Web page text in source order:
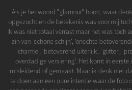
Als je het woord "glamour" hoort, waar
opgezocht en de betekenis was voor mij
Ik was niet totaal verrast maar het was toch
zin van 'schone schijn', 'onechte
charme', 'betoverend uiterlijk', 'glitter',
'overdadige versiering'. Het komt in eerste
misleidend of gemaakt. Maar ik denk niet
te doen aan een pure intentie waar de foto